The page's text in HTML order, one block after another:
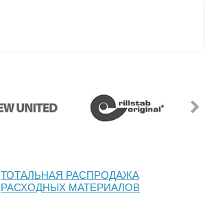
ТОТАЛЬНАЯ РАСПРОДАЖА
РАСХОДНЫХ МАТЕРИАЛОВ